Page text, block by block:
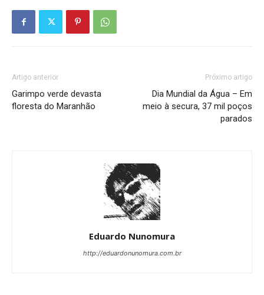
Artigo anterior
Garimpo verde devasta
floresta do Maranhão
Próximo artigo
Dia Mundial da Água – Em
meio à secura, 37 mil poços
parados
Eduardo Nunomura
http://eduardonunomura.com.br